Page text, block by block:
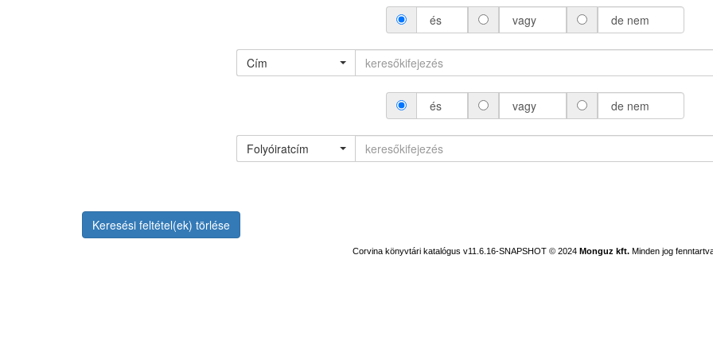
és vagy de nem
Cím
és vagy de nem
Folyóiratcím
Keresési feltétel(ek) törlése
Corvina könyvtári katalógus v11.6.16-SNAPSHOT © 2024 Monguz kft. Minden jog